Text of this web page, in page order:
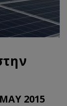
MAY 2015